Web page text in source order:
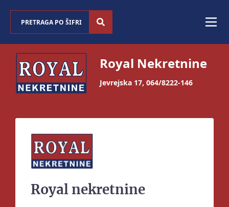
Royal Nekretnine
Jevrejska 17, 064/8222-146
Royal nekretnine